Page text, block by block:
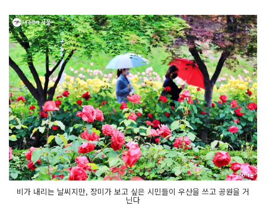
비가 내리는 날씨지만, 장미가 보고 싶은 시민들이 우산을 쓰고 공원을 거
닌다